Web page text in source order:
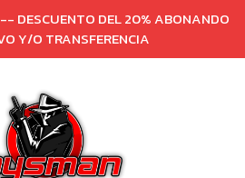
DESCUENTO DEL 20% ABONANDO
Y/O TRANSFERENCIA